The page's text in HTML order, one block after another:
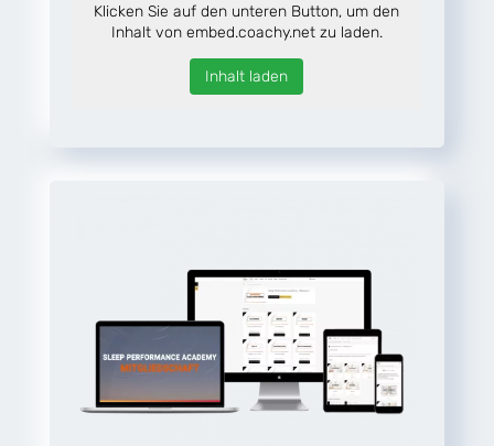
Klicken Sie auf den unteren Button, um den
Inhalt von embed.coachy.net zu laden.
Inhalt laden